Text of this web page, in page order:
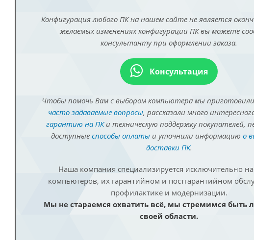
Конфигурация любого ПК на нашем сайте не является
желаемых изменениях конфигурации ПК вы можете
консультанту при оформлении заказа.
Консультация
Чтобы помочь Вам с выбором компьютера мы приготовили
часто задаваемые вопросы, рассказали много
гарантию на ПКи техническую поддержку покупателей,
доступные способы оплатыи уточнили информацию о
доставки ПК.
Наша компания специализируется исключительно
компьютеров, их гарантийном и постгарантийном
профилактике и модернизации.
Мы не стараемся охватить всё, мы стремимся быть
своей области.